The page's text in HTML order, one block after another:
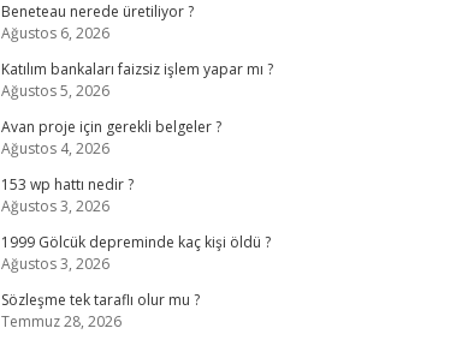
Beneteau nerede üretiliyor ?
Ağustos 6, 2026
Katılım bankaları faizsiz işlem yapar mı ?
Ağustos 5, 2026
Avan proje için gerekli belgeler ?
Ağustos 4, 2026
153 wp hattı nedir ?
Ağustos 3, 2026
1999 Gölcük depreminde kaç kişi öldü ?
Ağustos 3, 2026
Sözleşme tek taraflı olur mu ?
Temmuz 28, 2026